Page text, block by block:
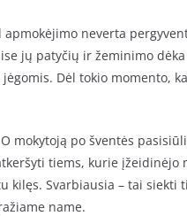
neverta
jų patyčių ir žeminimo
Dėl tokio momento,
mokytoją po šventės
tiems, kurie įžeidinėjo
kilęs. Svarbiausia – tai siekti
name.